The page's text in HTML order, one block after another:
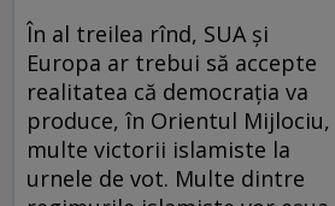
În al treilea rînd, SUA și
Europa ar trebui să accepte
realitatea că democrația va
produce, în Orientul Mijlociu,
multe victorii islamiste la
urnele de vot. Multe dintre